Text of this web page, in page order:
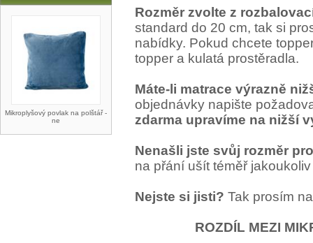
Mikroplyšový povlak na polštář -
ne
Rozměr zvolte z
standard do 20 cm, tak si
nabídky. Pokud chcete
topper a kulatá prostěradla.
Máte-li matrace výrazně
objednávky napište
zdarma upravíme na nižší
Nenašli jste svůj rozměr
na přání ušít téměř
Nejste si jisti? Tak prosím
ROZDÍL MEZI